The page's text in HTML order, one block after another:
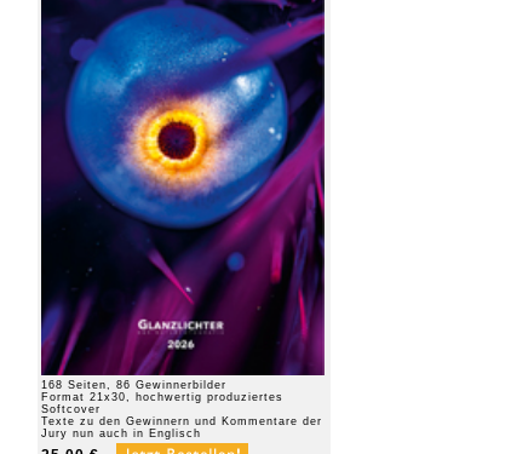
168 Seiten, 86 Gewinnerbilder
Format 21x30, hochwertig produziertes
Softcover
Texte zu den Gewinnern und Kommentare der
Jury nun auch in Englisch